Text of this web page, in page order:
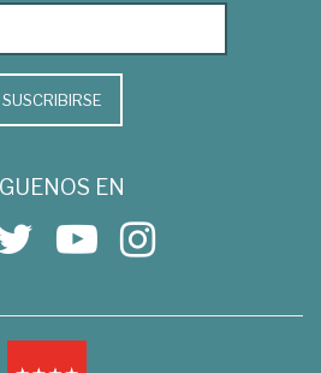
SUSCRIBIRSE
EN